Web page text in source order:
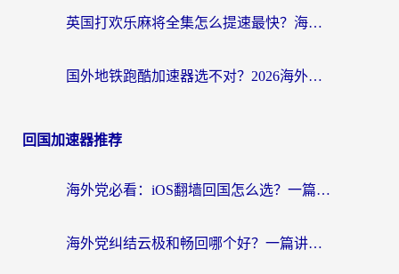
英国打欢乐麻将全集怎么提速最快？海外党亲测有效的国服游戏加速指南
国外地铁跑酷加速器选不对？2026海外玩家必看的国服游戏加速全攻略
回国加速器推荐
海外党必看：iOS翻墙回国怎么选？一篇搞定无缝访问国内资源
海外党纠结云极和畅回哪个好？一篇讲透回国加速器怎么选（附避坑指南）